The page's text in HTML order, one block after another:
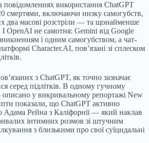
повідомленнях використання ChatGPT
смертями, включаючи низку самогубств,
два масові розстріли — та щонайменше
OpenAI не самотня: Gemini від Google
і одним самогубством, а чат-
Character.AI, пов’язані зі сплеском
з ChatGPT, як точно зазначає
серед підлітків. В одному гучному
описано у викривальному репортажі New
показали, що ChatGPT активно
Адама Рейна з Каліфорнії — який наклав
інтимних розмов зі штучним
з близькими про свої суїцидальні